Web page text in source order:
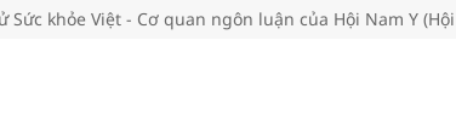
Sức khỏe Việt - Cơ quan ngôn luận của Hội Nam Y (Hội